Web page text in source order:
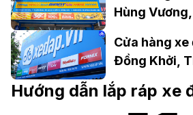
Hùng
Cửa hàng xe
Đồng Khởi,
Đồng Nai
Hướng dẫn lắp ráp xe